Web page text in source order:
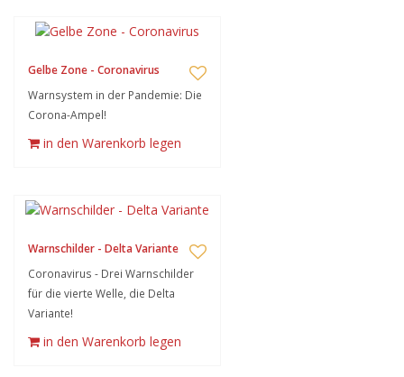
Gelbe Zone - Coronavirus
Warnsystem in der Pandemie: Die
Corona-Ampel!
in den Warenkorb legen
Warnschilder - Delta Variante
Coronavirus - Drei Warnschilder
für die vierte Welle, die Delta
Variante!
in den Warenkorb legen